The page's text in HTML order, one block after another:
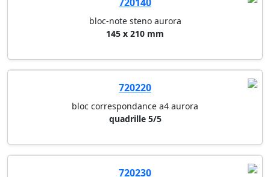
720140
145 x 210 mm
720220
quadrille 5/5